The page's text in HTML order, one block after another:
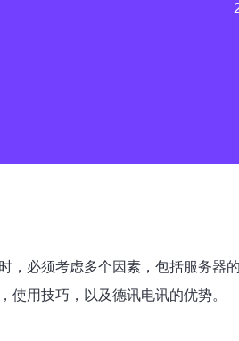
，必须考虑多个因素，包括服务
使用技巧，以及德讯电讯的优势。